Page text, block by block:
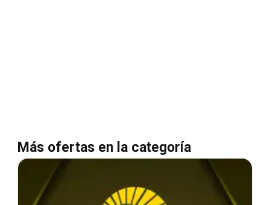
Más ofertas en la categoría